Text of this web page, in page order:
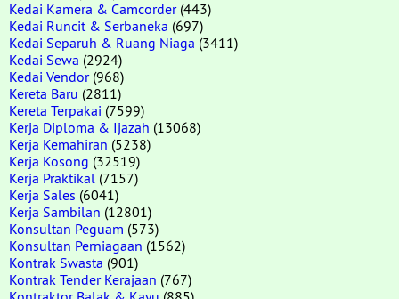
Kedai Kamera & Camcorder(443)
Kedai Runcit & Serbaneka (697)
Kedai Separuh & Ruang Niaga (3411)
Kedai Sewa (2924)
Kedai Vendor(968)
Kereta Baru (2811)
Kereta Terpakai (7599)
Kerja Diploma & Ijazah (13068)
Kerja Kemahiran (5238)
Kerja Kosong (32519)
Kerja Praktikal (7157)
Kerja Sales (6041)
Kerja Sambilan (12801)
Konsultan Peguam (573)
Konsultan Perniagaan (1562)
Kontrak Swasta (901)
Kontrak Tender Kerajaan (767)